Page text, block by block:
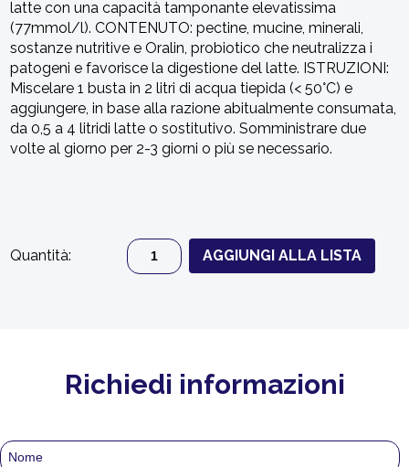
latte con una capacità tamponante elevatissima
(77mmol/l). CONTENUTO: pectine, mucine, minerali,
sostanze nutritive e Oralin, probiotico che neutralizza i
patogeni e favorisce la digestione del latte. ISTRUZIONI:
Miscelare 1 busta in 2 litri di acqua tiepida (< 50°C) e
aggiungere, in base alla razione abitualmente consumata,
da 0,5 a 4 litridi latte o sostitutivo. Somministrare due
volte al giorno per 2-3 giorni o più se necessario.
Quantità: AGGIUNGI ALLA LISTA
Richiedi informazioni